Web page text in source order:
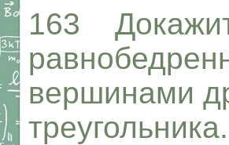
163
вершинами
треугольника.